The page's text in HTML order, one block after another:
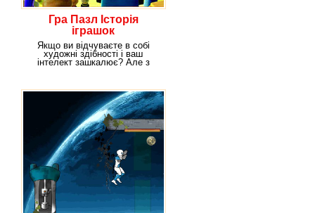
Гра Пазл Історія
іграшок
Якщо ви відчуваєте в собі
художні здібності і ваш
інтелект зашкалює? Але з